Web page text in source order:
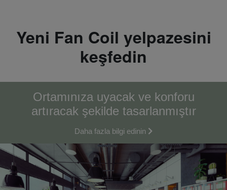
Yeni Fan Coil yelpazesini
keşfedin
Ortamınıza uyacak ve konforu
artıracak şekilde tasarlanmıştır
Daha fazla bilgi edinin